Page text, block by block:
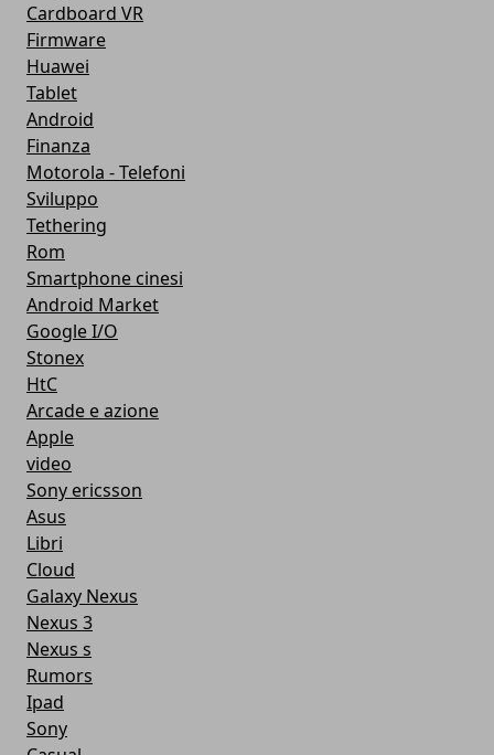
Cardboard VR
Firmware
Huawei
Tablet
Android
Finanza
Motorola - Telefoni
Sviluppo
Tethering
Rom
Smartphone cinesi
Android Market
Google I/O
Stonex
HtC
Arcade e azione
Apple
video
Sony ericsson
Asus
Libri
Cloud
Galaxy Nexus
Nexus 3
Nexus s
Rumors
Ipad
Sony